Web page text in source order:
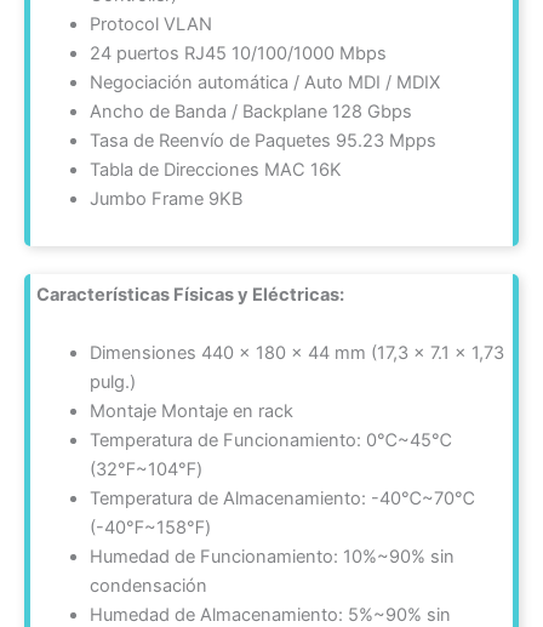
Protocol VLAN
24 puertos RJ45 10/100/1000 Mbps
Negociación automática / Auto MDI / MDIX
Ancho de Banda / Backplane 128 Gbps
Tasa de Reenvío de Paquetes 95.23 Mpps
Tabla de Direcciones MAC 16K
Jumbo Frame 9KB
Características Físicas y Eléctricas:
Dimensiones 440 × 180 × 44 mm (17,3 × 7.1 × 1,73
pulg.)
Montaje Montaje en rack
Temperatura de Funcionamiento: 0℃~45℃
(32℉~104℉)
Temperatura de Almacenamiento: -40℃~70℃
(-40℉~158℉)
Humedad de Funcionamiento: 10%~90% sin
condensación
Humedad de Almacenamiento: 5%~90% sin